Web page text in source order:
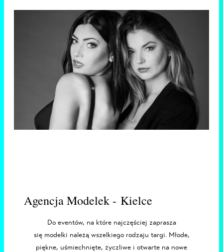
Agencja Modelek - Kielce
Do eventów, na które najczęściej zaprasza
się modelki należą wszelkiego rodzaju targi. Młode,
piękne, uśmiechnięte, życzliwe i otwarte na nowe